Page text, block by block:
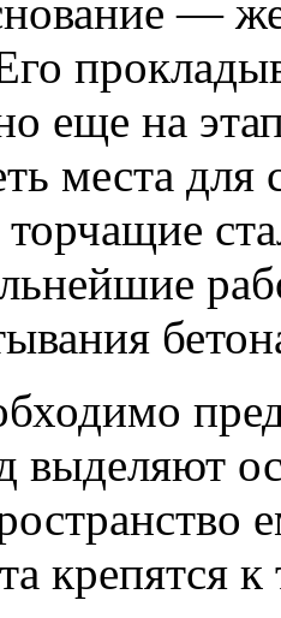
—
еще на
места
торчащие
выделяют
крепятся